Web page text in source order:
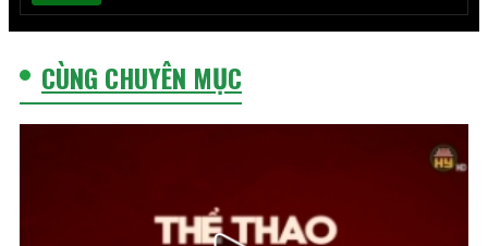
CÙNG CHUYÊN MỤC